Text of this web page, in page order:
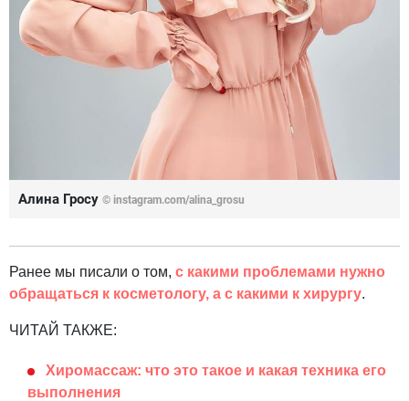
Алина Гросу © instagram.com/alina_grosu
Ранее мы писали о том, с какими проблемами нужно
обращаться к косметологу, а с какими к хирургу.
ЧИТАЙ ТАКЖЕ:
Хиромассаж: что это такое и какая техника его
выполнения